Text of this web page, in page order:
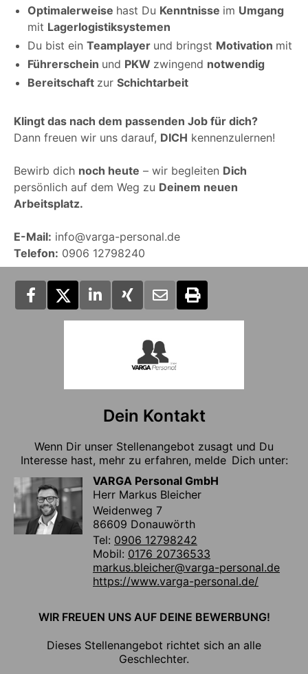
Optimalerweise hast Du Kenntnisse im Umgang
mit Lagerlogistiksystemen
Du bist ein Teamplayer und bringst Motivation mit
Führerschein und PKW zwingend notwendig
Bereitschaft zur Schichtarbeit
Klingt das nach dem passenden Job für dich?
Dann freuen wir uns darauf, DICH kennenzulernen!
Bewirb dich noch heute – wir begleiten Dich
persönlich auf dem Weg zu Deinem neuen
Arbeitsplatz.
E-Mail: info@varga-personal.de
Telefon: 0906 12798240
Dein Kontakt
Wenn Dir unser Stellenangebot zusagt und Du
Interesse hast, mehr zu erfahren, melde Dich unter:
VARGA Personal GmbH
Herr Markus Bleicher
Weidenweg 7
86609 Donauwörth
Tel: 0906 12798242
Mobil: 0176 20736533
markus.bleicher@varga-personal.de
https://www.varga-personal.de/
WIR FREUEN UNS AUF DEINE BEWERBUNG!
Dieses Stellenangebot richtet sich an alle
Geschlechter.